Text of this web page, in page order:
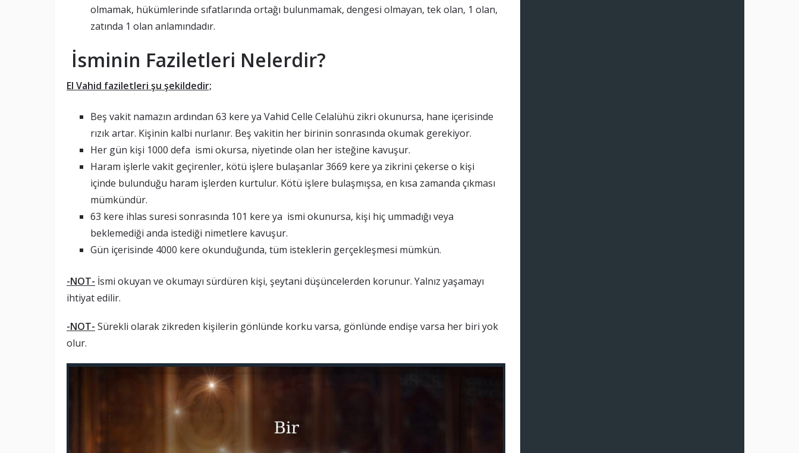
olmamak, hükümlerinde sıfatlarında ortağı bulunmamak, dengesi olmayan, tek olan, 1 olan,
zatında 1 olan anlamındadır.
İsminin Faziletleri Nelerdir?
El Vahid faziletleri şu şekildedir;
Beş vakit namazın ardından 63 kere ya Vahid Celle Celalühü zikri okunursa, hane içerisinde
rızık artar. Kişinin kalbi nurlanır. Beş vakitin her birinin sonrasında okumak gerekiyor.
Her gün kişi 1000 defa ismi okursa, niyetinde olan her isteğine kavuşur.
Haram işlerle vakit geçirenler, kötü işlere bulaşanlar 3669 kere ya zikrini çekerse o kişi
içinde bulunduğu haram işlerden kurtulur. Kötü işlere bulaşmışsa, en kısa zamanda çıkması
mümkündür.
63 kere ihlas suresi sonrasında 101 kere ya ismi okunursa, kişi hiç ummadığı veya
beklemediği anda istediği nimetlere kavuşur.
Gün içerisinde 4000 kere okunduğunda, tüm isteklerin gerçekleşmesi mümkün.
-NOT- İsmi okuyan ve okumayı sürdüren kişi, şeytani düşüncelerden korunur. Yalnız yaşamayı
ihtiyat edilir.
-NOT- Sürekli olarak zikreden kişilerin gönlünde korku varsa, gönlünde endişe varsa her biri yok
olur.